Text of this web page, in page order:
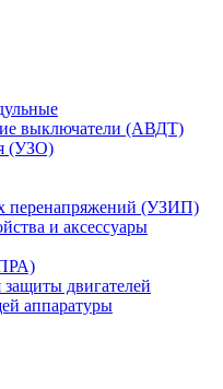
выключатели (АВДТ)
(УЗО)
перенапряжений (УЗИП)
и аксессуары
двигателей
аппаратуры